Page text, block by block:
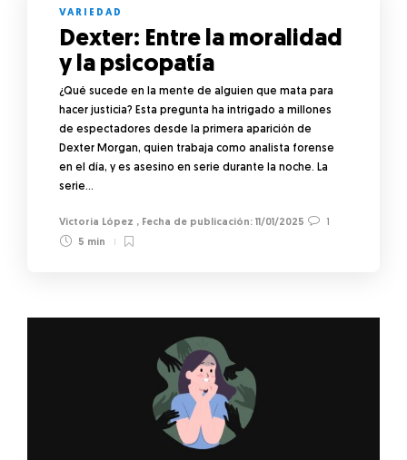
VARIEDAD
Dexter: Entre la moralidad
y la psicopatía
¿Qué sucede en la mente de alguien que mata para
hacer justicia? Esta pregunta ha intrigado a millones
de espectadores desde la primera aparición de
Dexter Morgan, quien trabaja como analista forense
en el día, y es asesino en serie durante la noche. La
serie…
Victoria López , 11/01/2025
1
5 min